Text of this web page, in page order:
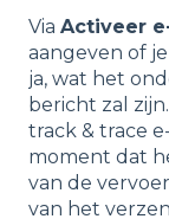
Via Activeer
aangeven of
ja, wat het
bericht zal
track & trace
moment dat
van de
van het